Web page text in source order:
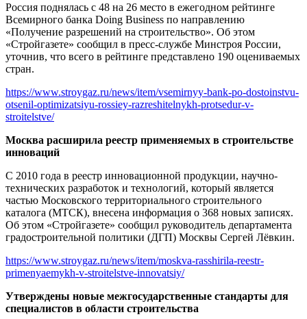
Россия поднялась с 48 на 26 место в ежегодном рейтинге
Всемирного банка Doing Business по направлению
«Получение разрешений на строительство». Об этом
«Стройгазете» сообщил в пресс-службе Минстроя России,
уточнив, что всего в рейтинге представлено 190 оцениваемых
стран.
https://www.stroygaz.ru/news/item/vsemirnyy-bank-po-dostoinstvu-
otsenil-optimizatsiyu-rossiey-razreshitelnykh-protsedur-v-
stroitelstve/
Москва расширила реестр применяемых в строительстве
инноваций
С 2010 года в реестр инновационной продукции, научно-
технических разработок и технологий, который является
частью Московского территориального строительного
каталога (МТСК), внесена информация о 368 новых записях.
Об этом «Стройгазете» сообщил руководитель департамента
градостроительной политики (ДГП) Москвы Сергей Лёвкин.
https://www.stroygaz.ru/news/item/moskva-rasshirila-reestr-
primenyaemykh-v-stroitelstve-innovatsiy/
Утверждены новые межгосударственные стандарты для
специалистов в области строительства